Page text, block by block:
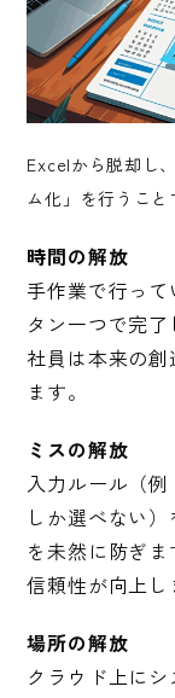
Excelから脱却し
ム化」を行うこと
時間の解放
手作業で行っ
タン一つで完了
社員は本来の
ます。
ミスの解放
入力ルール（
しか選べない
を未然に防ぎ
信頼性が向上し
場所の解放
クラウド上に